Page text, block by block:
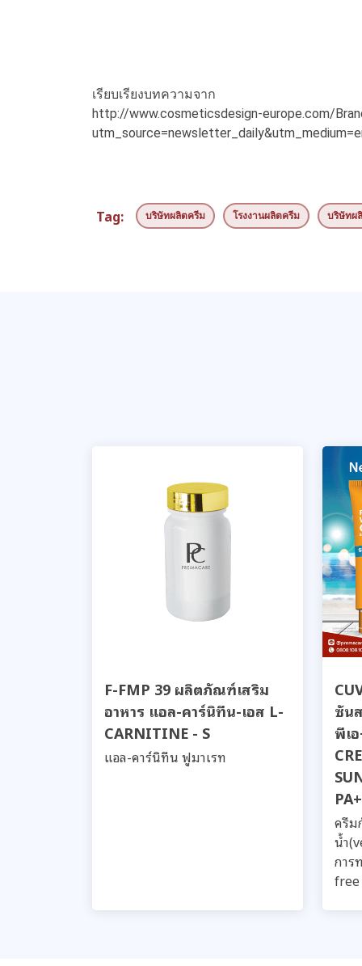
เรียบเรียงบทความจาก
http://www.cosmeticsdesign-europe.com/
Tag: บริษัทผลิตครีม โรงงานผลิตครีม บริษัทผ
F-FMP 39 ผลิตภัณฑ์เสริม
อาหาร แอล-คาร์นิทีน-เอส L-
CARNITINE - S
แอล-คาร์นิทีน ฟูมาเรท
ซัน
พีเ
ครีม
น้ำ
การ
free